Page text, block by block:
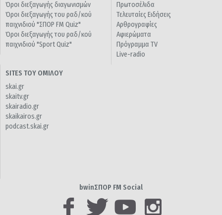
Όροι διεξαγωγής διαγωνισμών
Όροι διεξαγωγής του ραδ/κού
παιχνιδιού "ΣΠΟΡ FM Quiz"
Όροι διεξαγωγής του ραδ/κού
παιχνιδιού "Sport Quiz"
Πρωτοσέλιδα
Τελευταίες Ειδήσεις
Αρθρογραφίες
Αφιερώματα
Πρόγραμμα TV
Live-radio
SITES ΤΟΥ ΟΜΙΛΟΥ
skai.gr
skaitv.gr
skairadio.gr
skaikairos.gr
podcast.skai.gr
bwinΣΠΟΡ FM Social